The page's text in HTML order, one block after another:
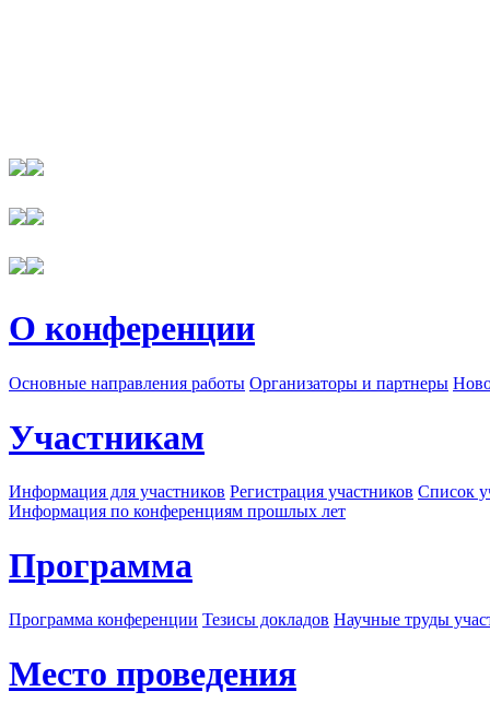
О конференции
Основные направления работы Организаторы и партнеры
Участникам
Информация для участников Регистрация участников Список
Информация по конференциям прошлых лет
Программа
Программа конференции Тезисы докладов Научные труды
Место проведения